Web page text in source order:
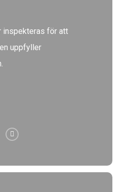
inspekteras för att
uppfyller